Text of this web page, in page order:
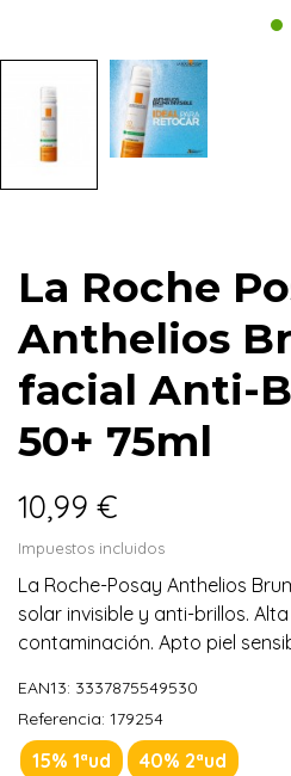
La Roche
Anthelios
facial Anti-
50+ 75ml
10,99 €
Impuestos incluidos
La Roche-Posay Anthelios
solar invisible y anti-brillos.
contaminación. Apto piel
EAN13: 3337875549530
Referencia: 179254
15% 1ªud 40% 2ªud